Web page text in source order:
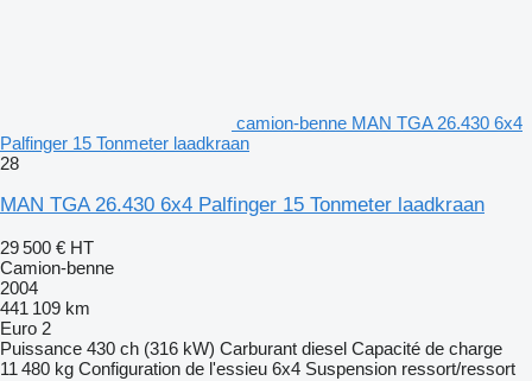
camion-benne MAN TGA 26.430 6x4
Palfinger 15 Tonmeter laadkraan
28
MAN TGA 26.430 6x4 Palfinger 15 Tonmeter laadkraan
29 500 € HT
Camion-benne
2004
441 109 km
Euro 2
Puissance 430 ch (316 kW) Carburant diesel Capacité de charge
11 480 kg Configuration de l'essieu 6x4 Suspension ressort/ressort